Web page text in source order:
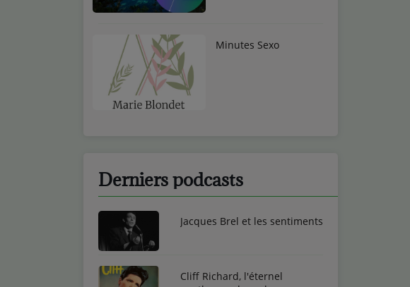
Minutes Sexo
Derniers podcasts
Jacques Brel et les sentiments
Cliff Richard, l'éternel